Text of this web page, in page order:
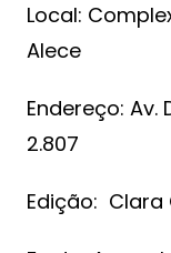
Local:
Alece
Endereço:
2.807
Edição: Clara